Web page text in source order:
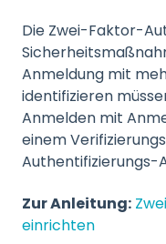
Die Zwei-Faktor-
Anmeldung mit
identifizieren
Anmelden mit
einem
Authentifizierungs-
Zur Anleitung:
einrichten